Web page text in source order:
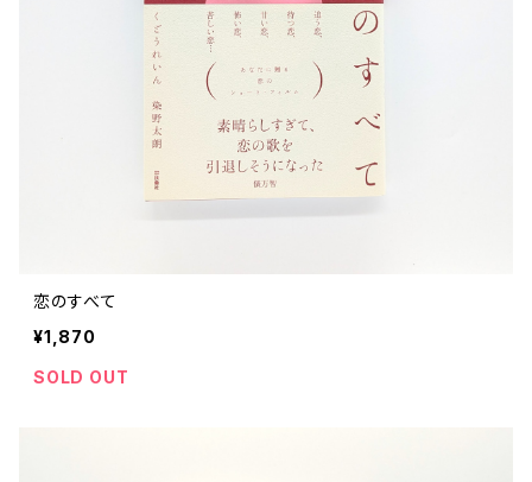
恋のすべて
¥1,870
SOLD OUT